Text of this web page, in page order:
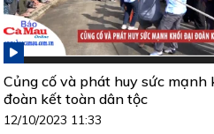
Củng cố và phát huy sức mạnh
đoàn kết toàn dân tộc
12/10/2023 11:33